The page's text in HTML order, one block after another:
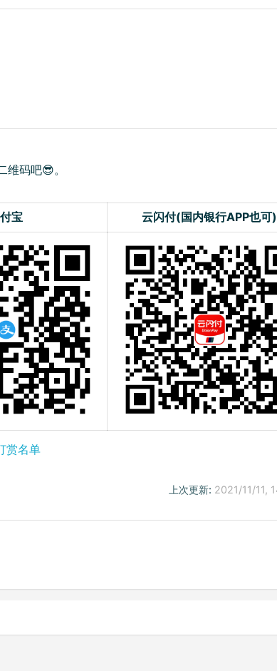
码吧😎。
宝 云闪付(国内银行APP也可)
赏名单
上次更新: 2021/11/11,